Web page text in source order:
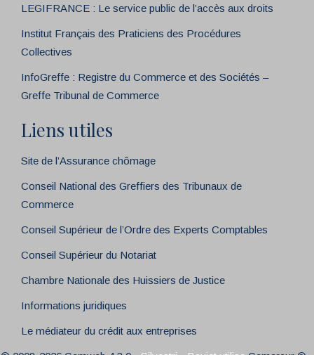
LEGIFRANCE : Le service public de l’accès aux droits
Institut Français des Praticiens des Procédures
Collectives
InfoGreffe : Registre du Commerce et des Sociétés –
Greffe Tribunal de Commerce
Liens utiles
Site de l’Assurance chômage
Conseil National des Greffiers des Tribunaux de
Commerce
Conseil Supérieur de l’Ordre des Experts Comptables
Conseil Supérieur du Notariat
Chambre Nationale des Huissiers de Justice
Informations juridiques
Le médiateur du crédit aux entreprises